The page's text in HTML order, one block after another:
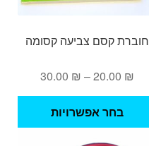
חוברת קסם צביעה קסומה
20.00 ₪
–
30.00 ₪
טווח
מחירים:
עד
בחר אפשרויות